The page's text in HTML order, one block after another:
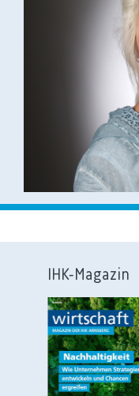
IHK-Magazin